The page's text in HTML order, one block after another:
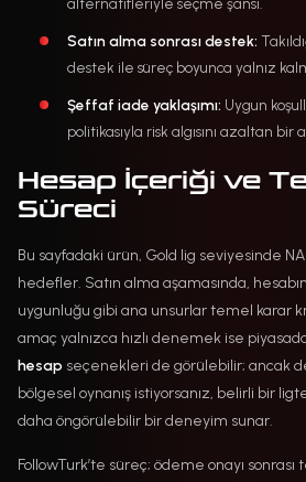
alternatifleriyle seçme şansı.
Satın alma sonrası destek:
destek ile süreç boyunca yalnız
Şeffaf iade yaklaşımı: Uygun
politikasıyla risk algısını azaltan bir
Hesap İçeriği ve
Süreci
Bu sayfadaki ürün, Gold lig seviyesinde
hedefler. Satın alma aşamasında,
uygunluğu gibi ana unsurlar temel karar
amaç yalnızca hızlı denemek ise
hesap seçenekleri de görülebilir; ancak
bölgesel oynanış istiyorsanız, belirli bir
daha öngörülebilir bir deneyim sunar.
FollowTurk’te süreç; ödeme onayı